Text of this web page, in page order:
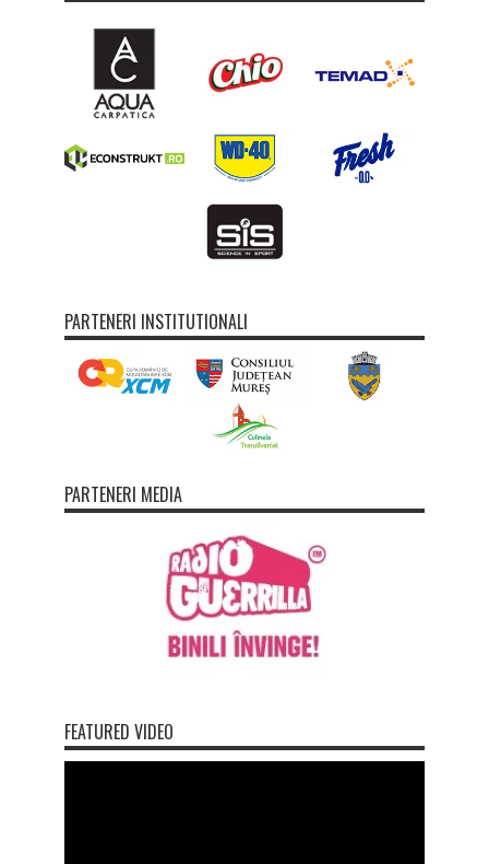
PARTENERI INSTITUTIONALI
PARTENERI MEDIA
FEATURED VIDEO